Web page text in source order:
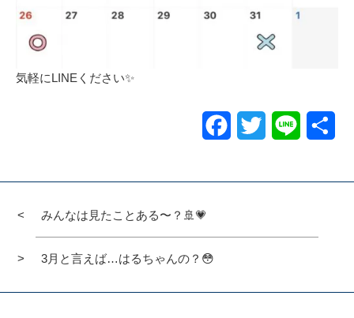
気軽にLINEください✨
Facebook
Twitter Line
みんなは見たことある〜？🚢💗
3月と言えば…はるちゃんの？😳